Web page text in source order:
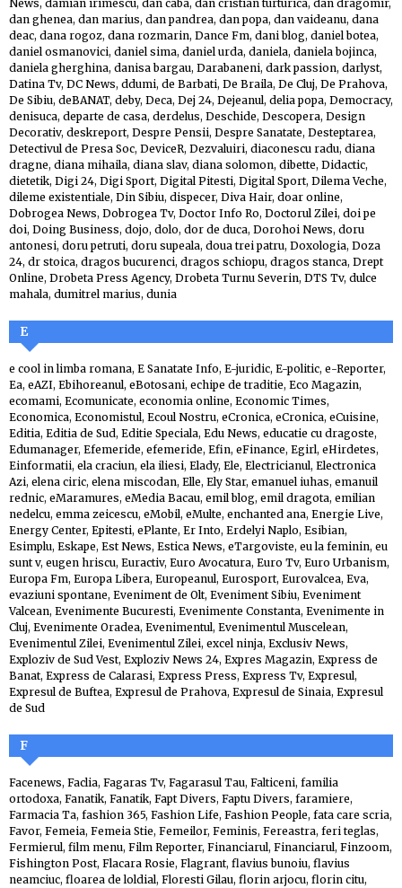
News, damian irimescu, dan caba, dan cristian turturica, dan dragomir,
dan ghenea, dan marius, dan pandrea, dan popa, dan vaideanu, dana
deac, dana rogoz, dana rozmarin, Dance Fm, dani blog, daniel botea,
daniel osmanovici, daniel sima, daniel urda, daniela, daniela bojinca,
daniela gherghina, danisa bargau, Darabaneni, dark passion, darlyst,
Datina Tv, DC News, ddumi, de Barbati, De Braila, De Cluj, De Prahova,
De Sibiu, deBANAT, deby, Deca, Dej 24, Dejeanul, delia popa, Democracy,
denisuca, departe de casa, derdelus, Deschide, Descopera, Design
Decorativ, deskreport, Despre Pensii, Despre Sanatate, Desteptarea,
Detectivul de Presa Soc, DeviceR, Dezvaluiri, diaconescu radu, diana
dragne, diana mihaila, diana slav, diana solomon, dibette, Didactic,
dietetik, Digi 24, Digi Sport, Digital Pitesti, Digital Sport, Dilema Veche,
dileme existentiale, Din Sibiu, dispecer, Diva Hair, doar online,
Dobrogea News, Dobrogea Tv, Doctor Info Ro, Doctorul Zilei, doi pe
doi, Doing Business, dojo, dolo, dor de duca, Dorohoi News, doru
antonesi, doru petruti, doru supeala, doua trei patru, Doxologia, Doza
24, dr stoica, dragos bucurenci, dragos schiopu, dragos stanca, Drept
Online, Drobeta Press Agency, Drobeta Turnu Severin, DTS Tv, dulce
mahala, dumitrel marius, dunia
E
e cool in limba romana, E Sanatate Info, E-juridic, E-politic, e-Reporter,
Ea, eAZI, Ebihoreanul, eBotosani, echipe de traditie, Eco Magazin,
ecomami, Ecomunicate, economia online, Economic Times,
Economica, Economistul, Ecoul Nostru, eCronica, eCronica, eCuisine,
Editia, Editia de Sud, Editie Speciala, Edu News, educatie cu dragoste,
Edumanager, Efemeride, efemeride, Efin, eFinance, Egirl, eHirdetes,
Einformatii, ela craciun, ela iliesi, Elady, Ele, Electricianul, Electronica
Azi, elena ciric, elena miscodan, Elle, Ely Star, emanuel iuhas, emanuil
rednic, eMaramures, eMedia Bacau, emil blog, emil dragota, emilian
nedelcu, emma zeicescu, eMobil, eMulte, enchanted ana, Energie Live,
Energy Center, Epitesti, ePlante, Er Into, Erdelyi Naplo, Esibian,
Esimplu, Eskape, Est News, Estica News, eTargoviste, eu la feminin, eu
sunt v, eugen hriscu, Euractiv, Euro Avocatura, Euro Tv, Euro Urbanism,
Europa Fm, Europa Libera, Europeanul, Eurosport, Eurovalcea, Eva,
evaziuni spontane, Eveniment de Olt, Eveniment Sibiu, Eveniment
Valcean, Evenimente Bucuresti, Evenimente Constanta, Evenimente in
Cluj, Evenimente Oradea, Evenimentul, Evenimentul Muscelean,
Evenimentul Zilei, Evenimentul Zilei, excel ninja, Exclusiv News,
Exploziv de Sud Vest, Exploziv News 24, Expres Magazin, Express de
Banat, Express de Calarasi, Express Press, Express Tv, Expresul,
Expresul de Buftea, Expresul de Prahova, Expresul de Sinaia, Expresul
de Sud
F
Facenews, Faclia, Fagaras Tv, Fagarasul Tau, Falticeni, familia
ortodoxa, Fanatik, Fanatik, Fapt Divers, Faptu Divers, faramiere,
Farmacia Ta, fashion 365, Fashion Life, Fashion People, fata care scria,
Favor, Femeia, Femeia Stie, Femeilor, Feminis, Fereastra, feri teglas,
Fermierul, film menu, Film Reporter, Financiarul, Financiarul, Finzoom,
Fishington Post, Flacara Rosie, Flagrant, flavius bunoiu, flavius
neamciuc, floarea de loldial, Floresti Gilau, florin arjocu, florin citu,